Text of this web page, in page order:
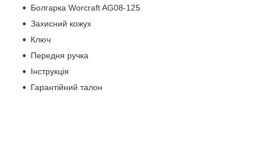
Болгарка Worcraft AG08‑125
Захисний кожух
Ключ
Передня ручка
Інструкція
Гарантійний талон